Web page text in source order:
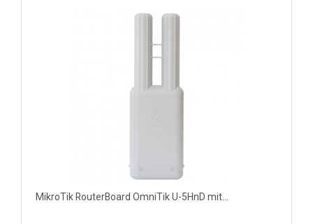
MikroTik RouterBoard OmniTik U-5HnD mit...